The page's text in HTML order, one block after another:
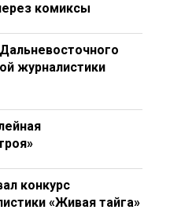
комиксы
журналистики
конкурс
«Живая тайга»